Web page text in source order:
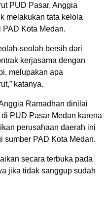
PUD Pasar, Anggia
melakukan tata kelola
Kota Medan.
seolah bersih dari
kerjasama dengan
melupakan apa
katanya.
Ramadhan dinilai
PUD Pasar Medan karena
perusahaan daerah ini
sumber PAD Kota Medan.
secara terbuka pada
jika tidak sanggup sudah